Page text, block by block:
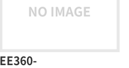
75％（割引率25％）
65％（割引率35％）
EE360-